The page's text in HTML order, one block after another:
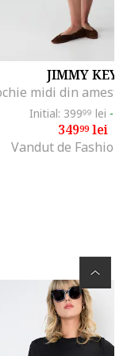
JIMMY KEY
Initial: 39999 lei -
34999lei
Vandut de Fashion